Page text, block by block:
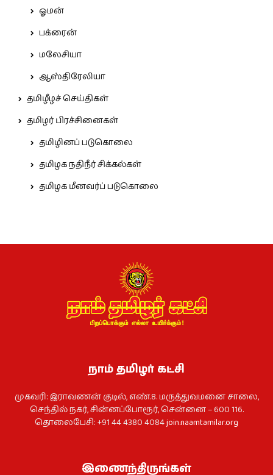
ஓமன்
பக்ரைன்
மலேசியா
ஆஸ்திரேலியா
தமிழீழச் செய்திகள்
தமிழர் பிரச்சினைகள்
தமிழினப் படுகொலை
தமிழக நதிநீர் சிக்கல்கள்
தமிழக மீனவர்ப் படுகொலை
நாம் தமிழர் கட்சி
முகவரி: இராவணன் குடில், எண்.8. மருத்துவமனை சாலை,
செந்தில் நகர், சின்னப்போரூர், சென்னை – 600 116.
தொலைபேசி: +91 44 4380 4084join.naamtamilar.org
இணைந்திருங்கள்